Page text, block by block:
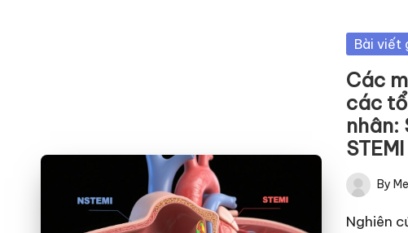
Posted
Bài viết
Các
các
nhân:
STEMI
Posted
by
By
Nghiên